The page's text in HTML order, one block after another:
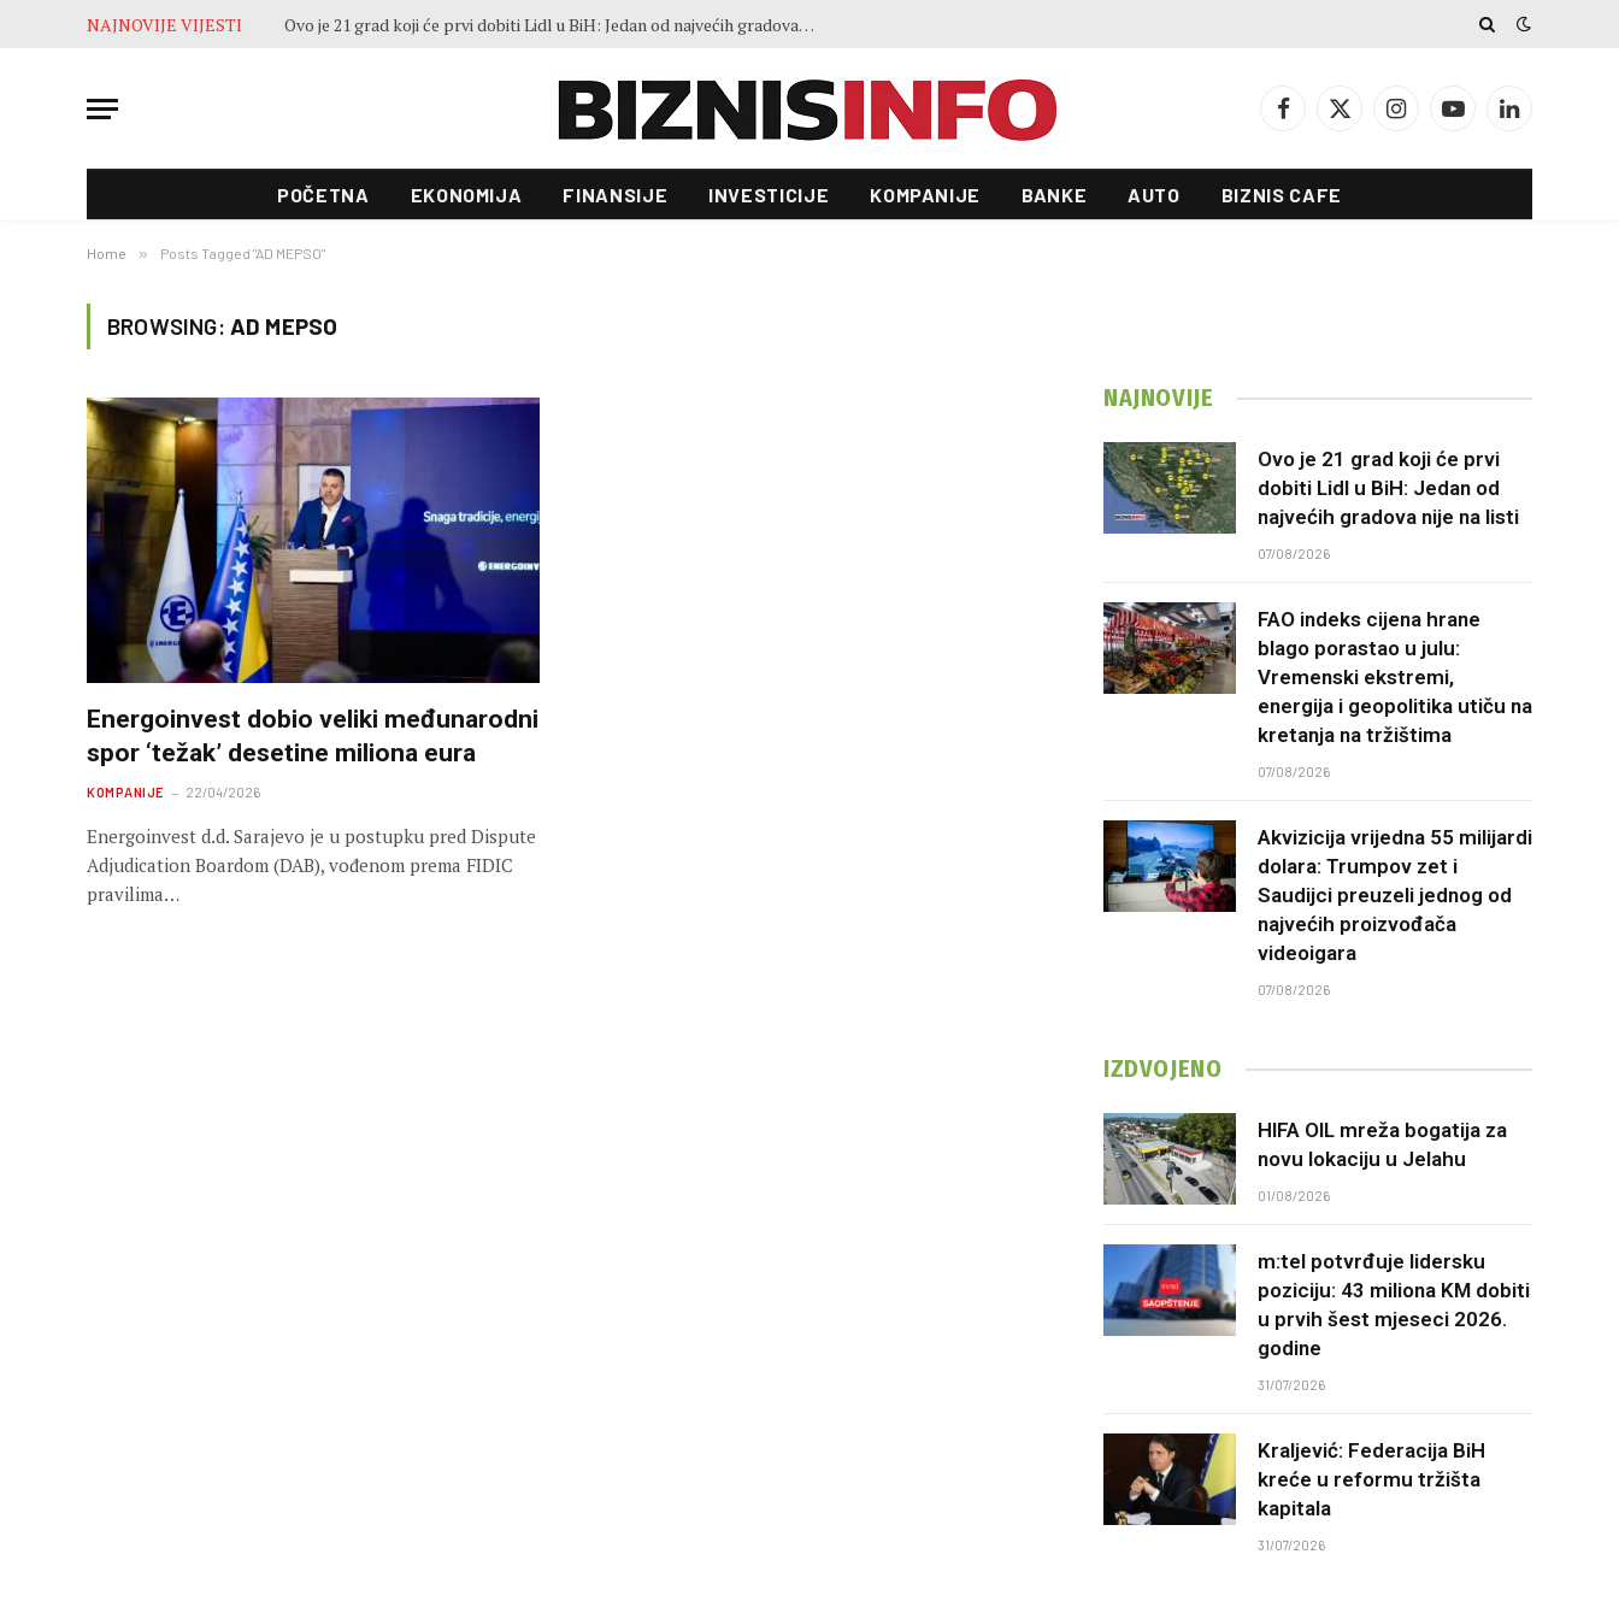
NAJNOVIJE VIJESTI Ovo je 21 grad koji će prvi dobiti Lidl u BiH: Jedan od najvećih gradova nije na listi
Facebook
X
InstagramYouTubeLinkedIn
POČETNA EKONOMIJA FINANSIJE INVESTICIJE KOMPANIJE BANKE AUTO BIZNIS CAFE
Home » Posts Tagged "AD MEPSO"
BROWSING: AD MEPSO
Energoinvest dobio veliki međunarodni
spor ‘težak’ desetine miliona eura
KOMPANIJE 22/04/2026
Energoinvest d.d. Sarajevo je u postupku pred Dispute
Adjudication Boardom (DAB), vođenom prema FIDIC
pravilima…
NAJNOVIJE
Ovo je 21 grad koji će prvi
dobiti Lidl u BiH: Jedan od
najvećih gradova nije na listi
07/08/2026
FAO indeks cijena hrane
blago porastao u julu:
Vremenski ekstremi,
energija i geopolitika utiču na
kretanja na tržištima
07/08/2026
Akvizicija vrijedna 55 milijardi
dolara: Trumpov zet i
Saudijci preuzeli jednog od
najvećih proizvođača
videoigara
07/08/2026
IZDVOJENO
HIFA OIL mreža bogatija za
novu lokaciju u Jelahu
01/08/2026
m:tel potvrđuje lidersku
poziciju: 43 miliona KM dobiti
u prvih šest mjeseci 2026.
godine
31/07/2026
Kraljević: Federacija BiH
kreće u reformu tržišta
kapitala
31/07/2026